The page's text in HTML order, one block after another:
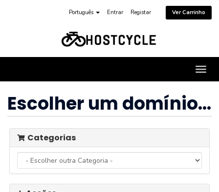
Português Entrar Registar Ver Carrinho
Escolher um domínio...
Categorias